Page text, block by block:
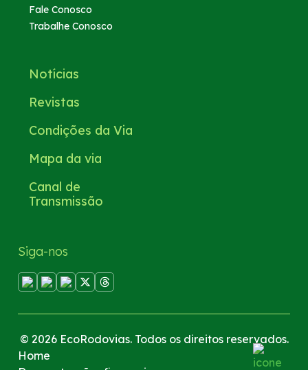
Fale Conosco
Trabalhe Conosco
Notícias
Revistas
Condições da Via
Mapa da via
Canal de
Transmissão
Siga-nos
Home
© 2026 EcoRodovias. Todos os direitos reservados.